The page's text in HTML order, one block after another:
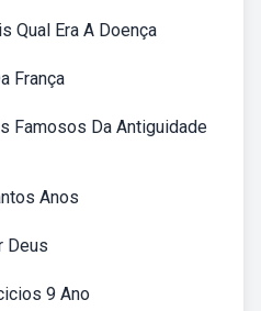
Qual Era A Doença
França
Famosos Da Antiguidade
Anos
Deus
9 Ano